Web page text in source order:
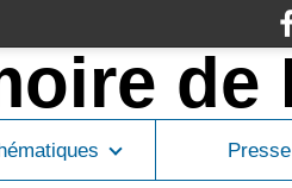
Presse